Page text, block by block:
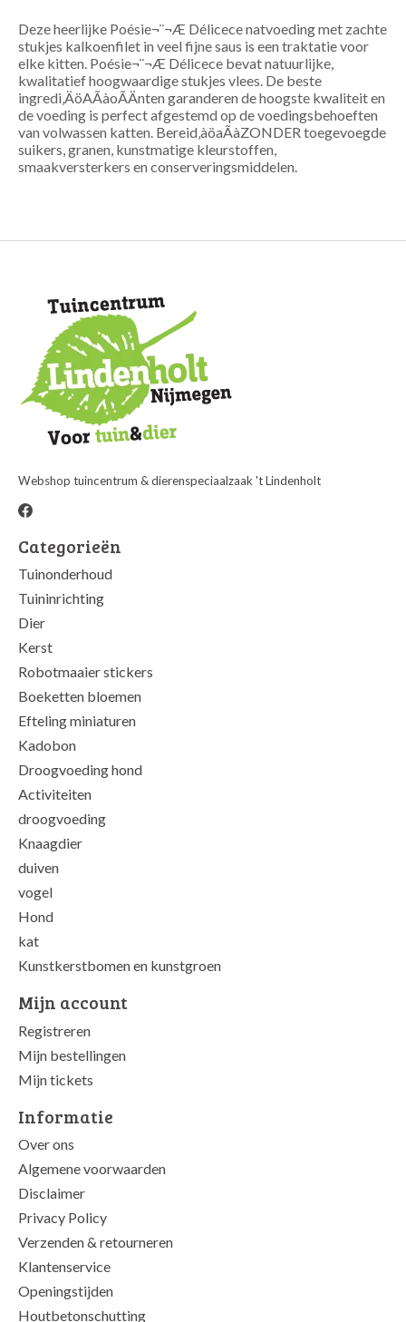
Deze heerlijke Poésie¬¨¬Æ Délicece natvoeding met zachte
stukjes kalkoenfilet in veel fijne saus is een traktatie voor
elke kitten. Poésie¬¨¬Æ Délicece bevat natuurlijke,
kwalitatief hoogwaardige stukjes vlees. De beste
ingredi‚ÄöAÃàoÃÄnten garanderen de hoogste kwaliteit en
de voeding is perfect afgestemd op de voedingsbehoeften
van volwassen katten. Bereid‚àöaÃàZONDER toegevoegde
suikers, granen, kunstmatige kleurstoffen,
smaakversterkers en conserveringsmiddelen.
Webshop tuincentrum & dierenspeciaalzaak 't Lindenholt
Categorieën
Tuinonderhoud
Tuininrichting
Dier
Kerst
Robotmaaier stickers
Boeketten bloemen
Efteling miniaturen
Kadobon
Droogvoeding hond
Activiteiten
droogvoeding
Knaagdier
duiven
vogel
Hond
kat
Kunstkerstbomen en kunstgroen
Mijn account
Registreren
Mijn bestellingen
Mijn tickets
Informatie
Over ons
Algemene voorwaarden
Disclaimer
Privacy Policy
Verzenden & retourneren
Klantenservice
Openingstijden
Houtbetonschutting